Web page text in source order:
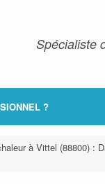
Spécialiste
?
à Vittel (88800) :